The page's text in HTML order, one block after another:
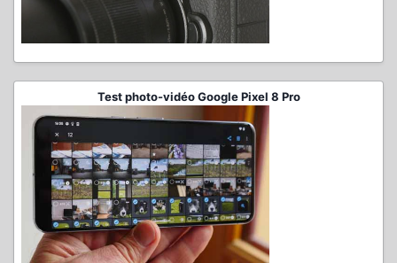
Test photo-vidéo Google Pixel 8 Pro